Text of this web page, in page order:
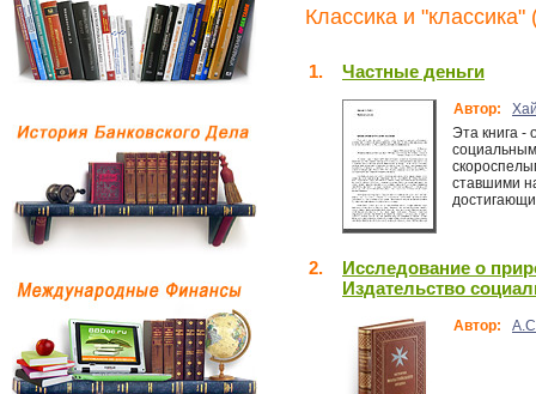
Классика и "классика"
1. Частные деньги
Автор:
Эта книга -
ставшими
2.
Исследование о
Издательство
Автор: